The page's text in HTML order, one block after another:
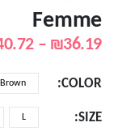
Femme
₪36.19
–
COLOR
Brown
SIZE
L